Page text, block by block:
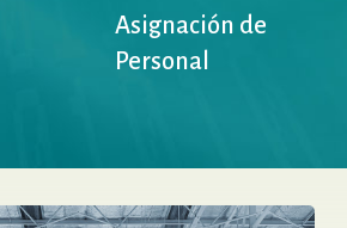
Asignación de
Personal